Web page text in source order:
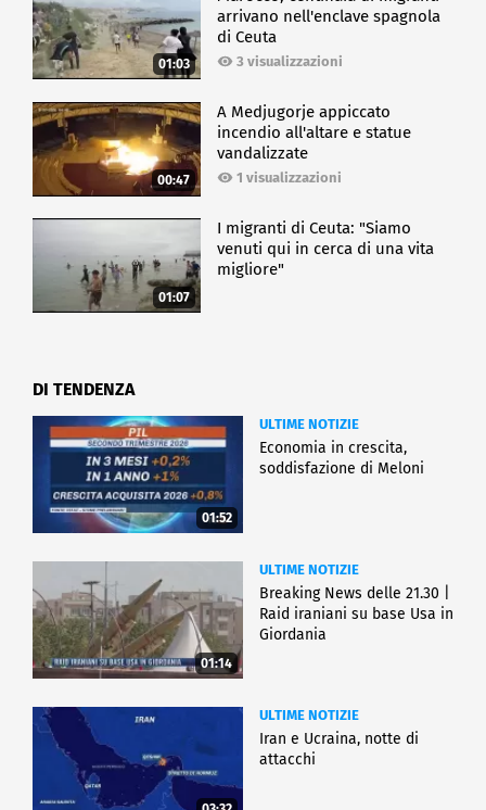
01:03
arrivano nell'enclave spagnola
di Ceuta
3 visualizzazioni
00:47
A Medjugorje appiccato
incendio all'altare e statue
vandalizzate
1 visualizzazioni
01:07
I migranti di Ceuta: "Siamo
venuti qui in cerca di una vita
migliore"
DI TENDENZA
01:52
ULTIME NOTIZIE
Economia in crescita,
soddisfazione di Meloni
01:14
ULTIME NOTIZIE
Breaking News delle 21.30 |
Raid iraniani su base Usa in
Giordania
ULTIME NOTIZIE
Iran e Ucraina, notte di
attacchi